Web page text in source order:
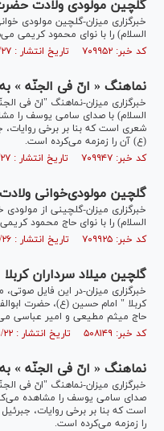
گلچین مولودی ولادت
خبرگزاری میزان-گلچین مولودی
السلام) را با نوای محمود کریمی
کد خبر: ۷۰۹۹۵۲ تاریخ انتشار : ۱۳۹۹/۱۲/۲۷
نماهنگ « انّ فی الجنّه »
خبرگزاری میزان-نماهنگ "انّ فی
السلام) با صدای سامی یوسف را
شعری است که بنا بر برخی روایات،
(ع) آن را زمزمه می‌کرده است.
کد خبر: ۷۰۹۹۴۷ تاریخ انتشار : ۱۳۹۹/۱۲/۲۷
گلچین مولودی‌خوانی
خبرگزاری میزان-گلچینی از
السلام) را با نوای حاج محمود
کد خبر: ۷۰۹۹۲۵ تاریخ انتشار : ۱۳۹۹/۱۲/۲۶
گلچین میلاد سرداران کربلا
خبرگزاری میزان-در این فایل
کربلا " امام حسین (ع)، حضرت
حاج میثم مطیعی و امیر عباسی
کد خبر: ۵۰۸۱۴۹ تاریخ انتشار : ۱۳۹۸/۰۱/۲۲
نماهنگ « انّ فی الجنّه »
خبرگزاری میزان-نماهنگ "انّ فی
صدای سامی یوسف را مشاهده
است که بنا بر برخی روایات،
را زمزمه می‌کرده است.